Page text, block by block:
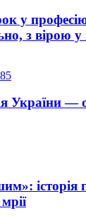
у
з вірою у
України —
історія